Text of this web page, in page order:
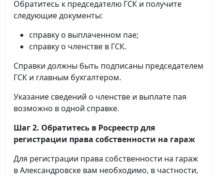
Обратитесь к председателю ГСК и получите
следующие документы:
справку о выплаченном пае;
справку о членстве в ГСК.
Справки должны быть подписаны председателем
ГСК и главным бухгалтером.
Указание сведений о членстве и выплате пая
возможно в одной справке.
Шаг 2. Обратитесь в Росреестр для
регистрации права собственности на гараж
Для регистрации права собственности на гараж
в Александровске вам необходимо, в частности,